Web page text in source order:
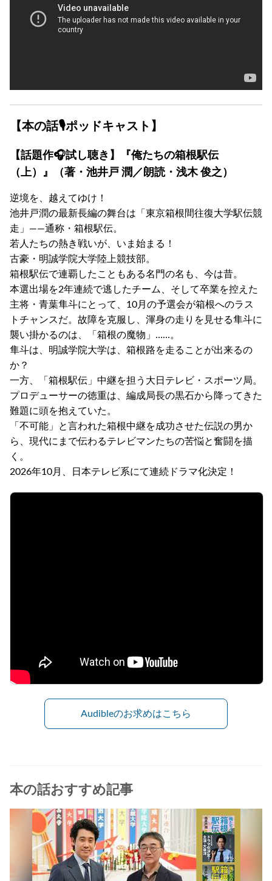
【本の話🎙ポッドキャスト】
【話題作🎧試し聴き】『俺たちの箱根駅伝
（上）』（著・池井戸 潤／朗読・浅木 俊之）
逆境を、越えてゆけ！
池井戸潤の最新長編の舞台は「東京箱根間往復大学駅伝競
走」――通称・箱根駅伝。
若人たちの熱き戦いが、いま始まる！
古豪・明誠学院大学陸上競技部。
箱根駅伝で連覇したこともある名門の名も、今は昔。
本選出場を2年連続で逃したチーム、そして卒業を控えた
主将・青葉隼斗にとって、10月の予選会が箱根へのラス
トチャンスだ。故障を克服し、渾身の走りを見せる隼斗に
襲い掛かるのは、「箱根の魔物」……。
隼斗は、明誠学院大学は、箱根路を走ることが出来るの
か？
一方、「箱根駅伝」中継を担う大日テレビ・スポーツ局。
プロデューサーの徳重は、編成局長の黒石から降ってきた
難題に頭を抱えていた。
「不可能」と言われた箱根中継を成功させた伝説の男か
ら、現代にまで伝わるテレビマンたちの苦悩と奮闘を描
く。
2026年10月、日本テレビ系にて連続ドラマ化決定！
Audibleのお求めはこちら
本の話おすすめ記事